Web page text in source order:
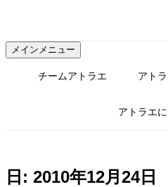
テ
ン
メインメニュー
チームアトラエ アト
アトラエ
日: 2010年12月24日